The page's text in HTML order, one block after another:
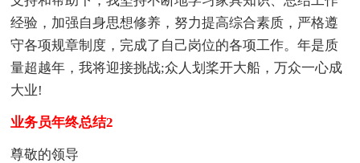
经验，加强自身思想修养，努力提高综合素质，严格遵
守各项规章制度，完成了自己岗位的各项工作。年是质
量超越年，我将迎接挑战;众人划桨开大船，万众一心成
大业!
业务员年终总结2
尊敬的领导